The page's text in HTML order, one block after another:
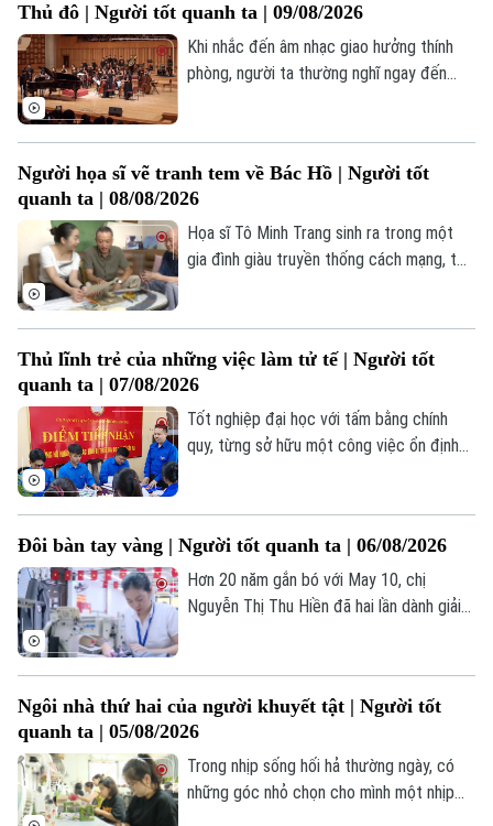
An ninh trật tự
Công nghệ
Khoảnh khắc Hà Nội
Ẩm thực
Tin tức
Quân sự
Hồ sơ
Người Việt 4 phương
Kinh tế
Tin tức
Cafe sáng
Tài chính Ngân hàng
Doanh nghiệp
Nhà đất
Đầu tư
Căn hộ
Đất đai
Tàu và Xe
Ô tô
Tàu
Xe máy
Thị trường
Đánh giá
Giáo dục
Tin tức
Tuyển sinh
Hướng nghiệp
Văn hóa
Tin tức
Làng nghề
Di tích
Sức khỏe
Y tế
Dinh dưỡng
Tư vấn sức khỏe
Thể thao
Bóng đá
Quần vợt
Golf
Giải trí
Tin tức
Sao
Điện ảnh
Âm nhạc
Đã phát sóng
Thủ đô | Người tốt quanh ta | 09/08/2026
Khi nhắc đến âm nhạc giao hưởng thính
phòng, người ta thường nghĩ ngay đến
nhưng, tại Hà Nội, bức tranh ấy đang dần
thay đổi. Không khó để bắt gặp hình ảnh
hàng ngàn bạn trẻ sẵn sàng "săn vé", xếp
hàng dài để đắm chìm trong những giai
Người họa sĩ vẽ tranh tem về Bác Hồ | Người tốt
quanh ta | 08/08/2026
Họa sĩ Tô Minh Trang sinh ra trong một
gia đình giàu truyền thống cách mạng, từ
bồi đắp trong anh lòng yêu nước, niềm tự
hào dân tộc và tình cảm đặc biệt dành
cho Chủ tịch Hồ Chí Minh.
Thủ lĩnh trẻ của những việc làm tử tế | Người tốt
quanh ta | 07/08/2026
Tốt nghiệp đại học với tấm bằng chính
quy, từng sở hữu một công việc ổn định
ngạc nhiên: Gác lại những cơ hội phát
triển cá nhân nơi phố thị để trở về quê
hương xã Chương Dương.
Đôi bàn tay vàng | Người tốt quanh ta | 06/08/2026
Hơn 20 năm gắn bó với May 10, chị
Nguyễn Thị Thu Hiền đã hai lần dành giải
trợ các đồng nghiệp trẻ để cùng nâng
cao hiệu suất lao động, đóng góp vào
thành tích chung của doanh nghiệp.
Ngôi nhà thứ hai của người khuyết tật | Người tốt
quanh ta | 05/08/2026
Trong nhịp sống hối hả thường ngày, có
những góc nhỏ chọn cho mình một nhịp